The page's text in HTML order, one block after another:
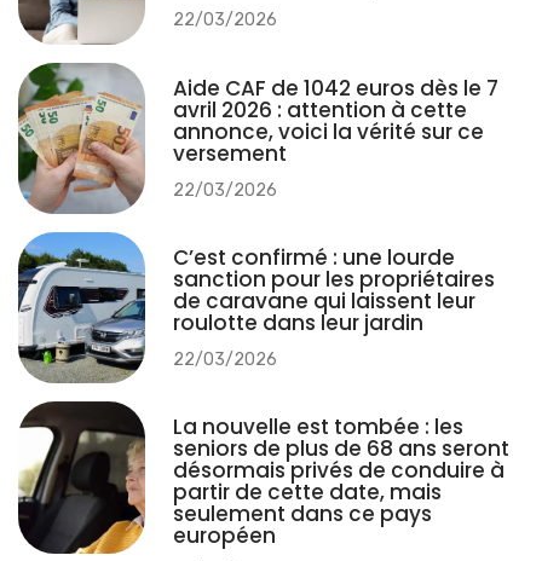
22/03/2026
Aide CAF de 1042 euros dès le 7
avril 2026 : attention à cette
annonce, voici la vérité sur ce
versement
22/03/2026
C’est confirmé : une lourde
sanction pour les propriétaires
de caravane qui laissent leur
roulotte dans leur jardin
22/03/2026
La nouvelle est tombée : les
seniors de plus de 68 ans seront
désormais privés de conduire à
partir de cette date, mais
seulement dans ce pays
européen